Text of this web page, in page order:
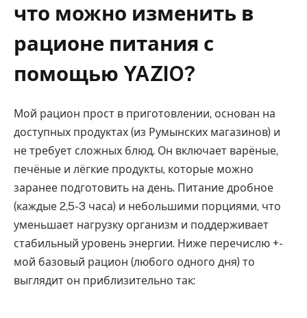
что можно изменить в
рационе питания с
помощью YAZIO?
Мой рацион прост в приготовлении, основан на
доступных продуктах (из Румынских магазинов) и
не требует сложных блюд. Он включает варёные,
печёные и лёгкие продукты, которые можно
заранее подготовить на день. Питание дробное
(каждые 2,5-3 часа) и небольшими порциями, что
уменьшает нагрузку организм и поддерживает
стабильный уровень энергии. Ниже перечислю +-
мой базовый рацион (любого одного дня) то
выглядит он приблизительно так: